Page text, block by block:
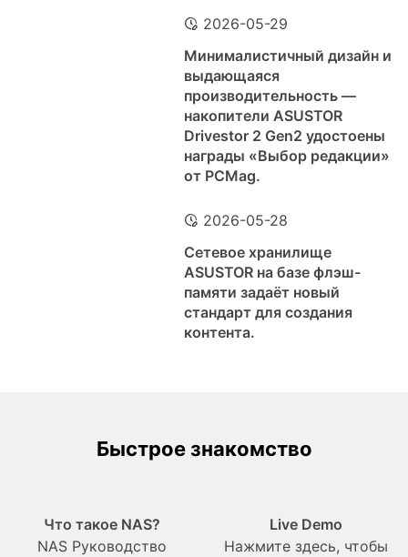
2026-05-29
Минималистичный дизайн и
выдающаяся
производительность —
накопители ASUSTOR
Drivestor 2 Gen2 удостоены
награды «Выбор редакции»
от PCMag.
2026-05-28
Сетевое хранилище
ASUSTOR на базе флэш-
памяти задаёт новый
стандарт для создания
контента.
Быстрое знакомство
Что такое NAS?
NAS Pуководство
Live Demo
Нажмите здесь, чтобы